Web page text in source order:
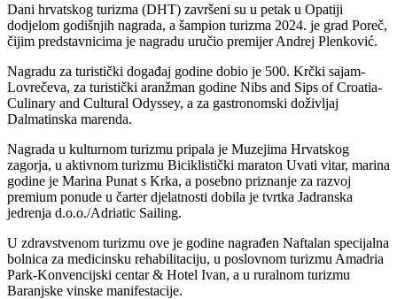
Dani hrvatskog turizma (DHT) završeni su u petak u Opatiji
dodjelom godišnjih nagrada, a šampion turizma 2024. je grad Poreč,
čijim predstavnicima je nagradu uručio premijer Andrej Plenković.
Nagradu za turistički događaj godine dobio je 500. Krčki sajam-
Lovrečeva, za turistički aranžman godine Nibs and Sips of Croatia-
Culinary and Cultural Odyssey, a za gastronomski doživljaj
Dalmatinska marenda.
Nagrada u kulturnom turizmu pripala je Muzejima Hrvatskog
zagorja, u aktivnom turizmu Biciklistički maraton Uvati vitar, marina
godine je Marina Punat s Krka, a posebno priznanje za razvoj
premium ponude u čarter djelatnosti dobila je tvrtka Jadranska
jedrenja d.o.o./Adriatic Sailing.
U zdravstvenom turizmu ove je godine nagrađen Naftalan specijalna
bolnica za medicinsku rehabilitaciju, u poslovnom turizmu Amadria
Park-Konvencijski centar & Hotel Ivan, a u ruralnom turizmu
Baranjske vinske manifestacije.